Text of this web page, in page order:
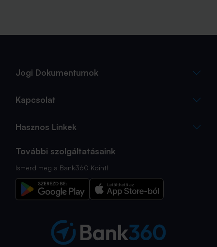
Jogi Dokumentumok
Kapcsolat
Hasznos Linkek
További szolgáltatásaink
Ismerd meg a Bank360 Koint!